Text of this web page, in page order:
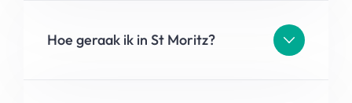
Hoe geraak ik in St Moritz?